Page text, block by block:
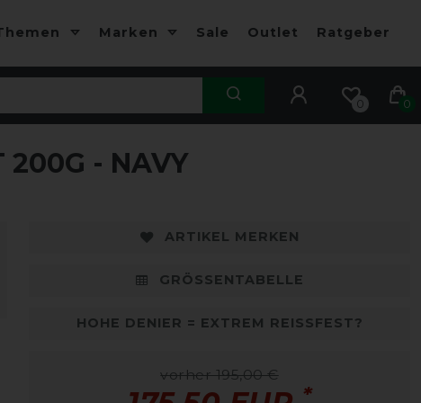
Marken Sale Outlet Ratgeber
0 0
200G - NAVY
ARTIKEL MERKEN
GRÖSSENTABELLE
HOHE DENIER = EXTREM REISSFEST?
vorher 195,00 €
*